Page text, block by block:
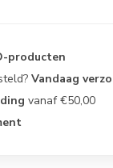
producten
Vandaag
vanaf €50,00